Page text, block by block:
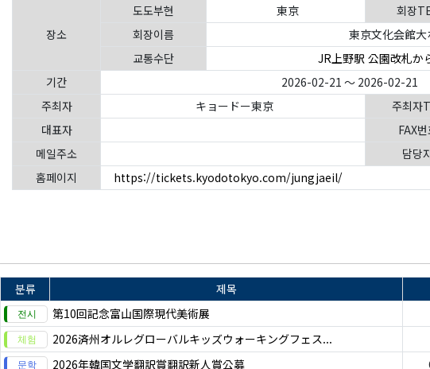
장소
도도부현 東京
회장
회장이름
東京文化会館大
교통수단
JR上野駅 公園改札か
기간
2026-02-21 ～ 2026-02-21
주최자
キョードー東京 주최자
대표자
FAX
메일주소
담당
홈페이지
https://tickets.kyodotokyo.com/jungjaeil/
분류 제목
第10回記念富山国際現代美術展
2026済州オルレグローバルキッズウォーキングフェス...
2026年韓国文学翻訳賞翻訳新人賞公募